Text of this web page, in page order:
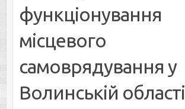
функціонування
місцевого
самоврядування у
Волинській області